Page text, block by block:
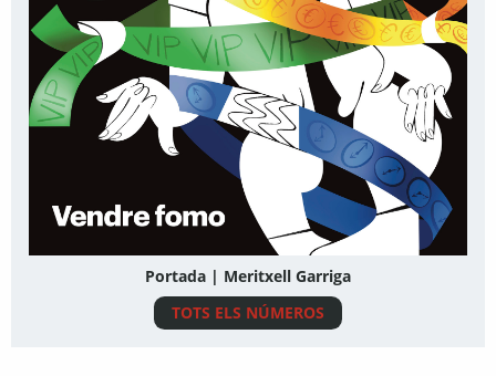
Portada | Meritxell Garriga
TOTS ELS NÚMEROS